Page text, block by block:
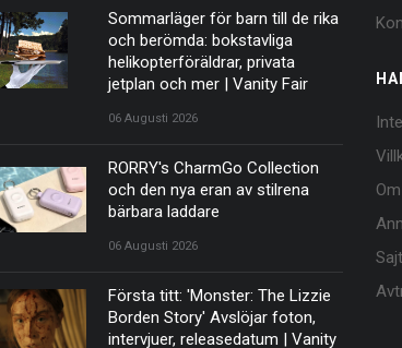
Sommarläger för barn till de rika
och berömda: bokstavliga
helikopterföräldrar, privata
jetplan och mer | Vanity Fair
06 Augusti 2026
RORRY's CharmGo Collection
och den nya eran av stilrena
bärbara laddare
06 Augusti 2026
Första titt: 'Monster: The Lizzie
Borden Story' Avslöjar foton,
intervjuer, releasedatum | Vanity